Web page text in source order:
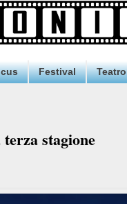
Festival Teatro
stagione